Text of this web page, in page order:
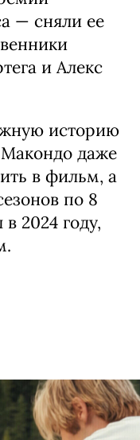
— сняли ее
и Алекс
историю
даже
в фильм, а
по 8
2024 году,